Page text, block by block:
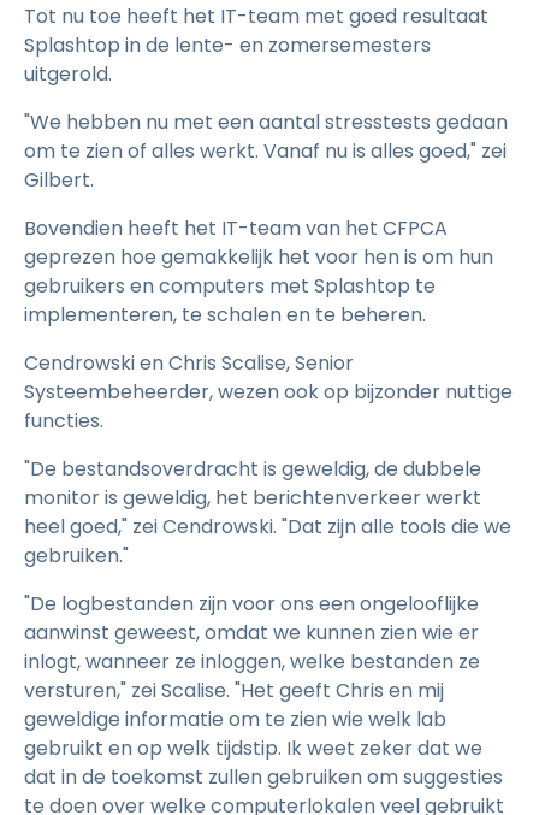
Tot nu toe heeft het IT-team met goed resultaat
Splashtop in de lente- en zomersemesters
uitgerold.
"We hebben nu met een aantal stresstests gedaan
om te zien of alles werkt. Vanaf nu is alles goed," zei
Gilbert.
Bovendien heeft het IT-team van het CFPCA
geprezen hoe gemakkelijk het voor hen is om hun
gebruikers en computers met Splashtop te
implementeren, te schalen en te beheren.
Cendrowski en Chris Scalise, Senior
Systeembeheerder, wezen ook op bijzonder nuttige
functies.
"De bestandsoverdracht is geweldig, de dubbele
monitor is geweldig, het berichtenverkeer werkt
heel goed," zei Cendrowski. "Dat zijn alle tools die we
gebruiken."
"De logbestanden zijn voor ons een ongelooflijke
aanwinst geweest, omdat we kunnen zien wie er
inlogt, wanneer ze inloggen, welke bestanden ze
versturen," zei Scalise. "Het geeft Chris en mij
geweldige informatie om te zien wie welk lab
gebruikt en op welk tijdstip. Ik weet zeker dat we
dat in de toekomst zullen gebruiken om suggesties
te doen over welke computerlokalen veel gebruikt